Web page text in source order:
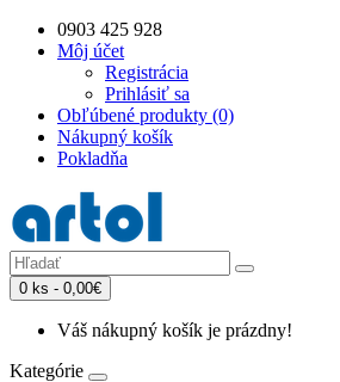
0903 425 928
Môj účet
Registrácia
Prihlásiť sa
Obľúbené produkty (0)
Nákupný košík
Pokladňa
0 ks - 0,00€
Váš nákupný košík je prázdny!
Kategórie